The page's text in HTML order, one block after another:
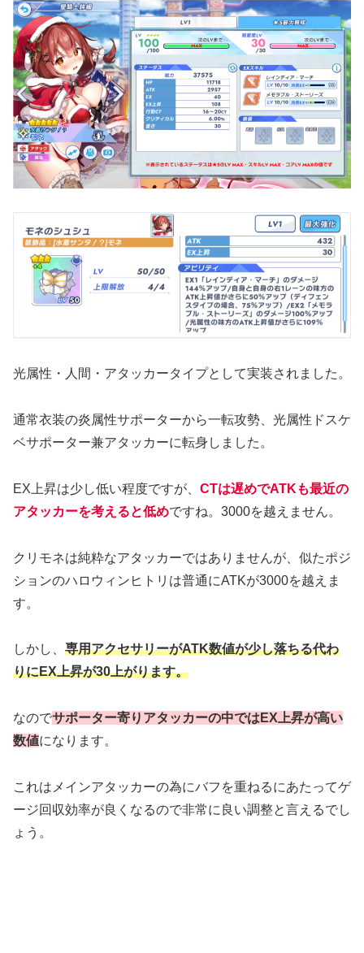
光属性・人間・アタッカータイプとして実装されました。
通常衣装の炎属性サポーターから一転攻勢、光属性ドスケ
ベサポーター兼アタッカーに転身しました。
EX上昇は少し低い程度ですが、 CTは遅めでATKも最近の
アタッカーを考えると低めですね。3000を越えません。
クリモネは純粋なアタッカーではありませんが、似たポジ
ションのハロウィンヒトリは普通にATKが3000を越えま
す。
しかし、 専用アクセサリーがATK数値が少し落ちる代わ
りにEX上昇が30上がります。
なのでサポーター寄りアタッカーの中ではEX上昇が高い
数値になります。
これはメインアタッカーの為にバフを重ねるにあたってゲ
ージ回収効率が良くなるので非常に良い調整と言えるでし
ょう。